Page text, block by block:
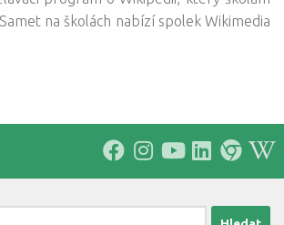
na školách nabízí spolek Wikimedia